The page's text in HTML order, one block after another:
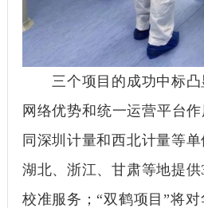
三个项目的成功中标凸
网络优势和统一运营平台
同深圳计量和西北计量等单
湖北、浙江、甘肃等地提
校准服务；“双鹤项目”将